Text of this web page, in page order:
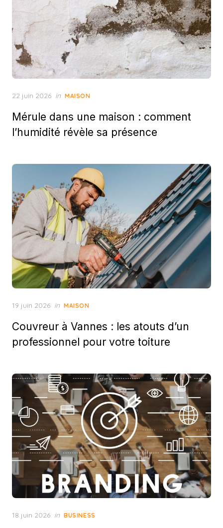
Posted
22 juin 2026 in MAISON
Mérule dans une maison : comment
l’humidité révèle sa présence
Posted
19 juin 2026 in MAISON
Couvreur à Vannes : les atouts d’un
professionnel pour votre toiture
Posted
18 juin 2026 in BUSINESS